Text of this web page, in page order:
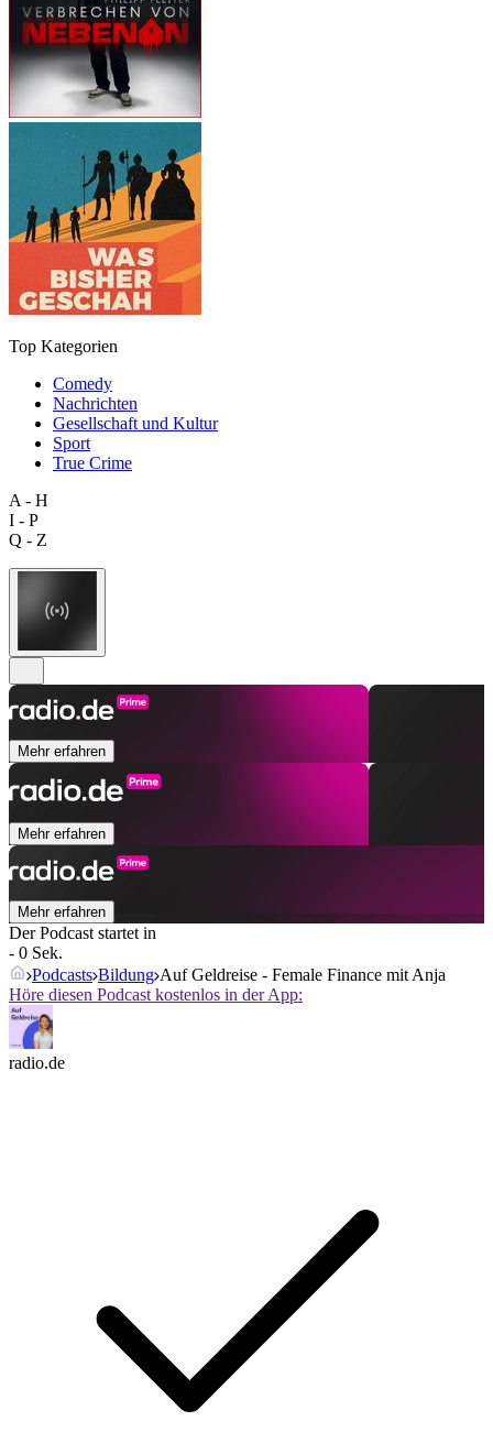
Top Kategorien
Comedy
Nachrichten
Gesellschaft und Kultur
Sport
True Crime
A - H
I - P
Q - Z
Mehr erfahren
Mehr erfahren
Mehr erfahren
Der Podcast startet in
- 0 Sek.
Podcasts Bildung Auf Geldreise - Female Finance mit Anja
Höre diesen Podcast kostenlos in der App:
radio.de